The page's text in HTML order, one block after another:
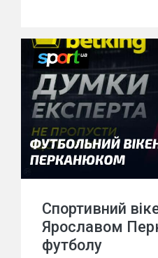
Спортивний
Ярославом
футболу